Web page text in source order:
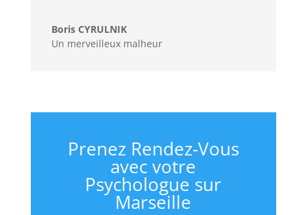
Boris CYRULNIK
Un merveilleux malheur
Prenez Rendez-Vous
avec votre
Psychologue sur
Marseille